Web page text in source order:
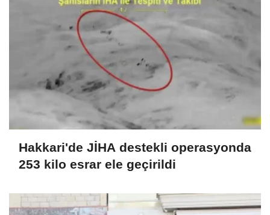
Hakkari'de JİHA destekli operasyonda
253 kilo esrar ele geçirildi